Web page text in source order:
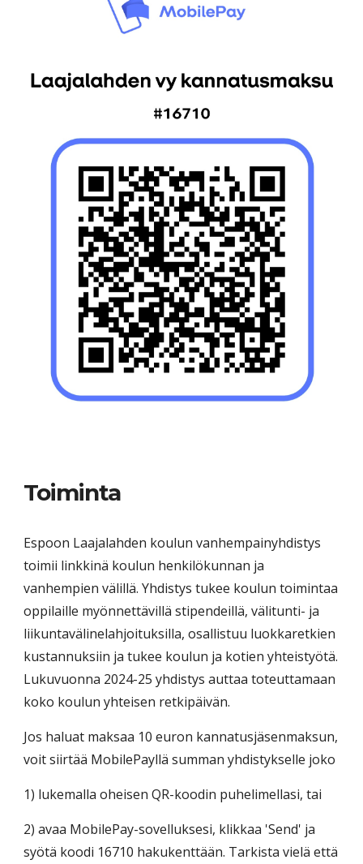
Toiminta
Espoon Laajalahden koulun vanhempainyhdistys
toimii linkkinä koulun henkilökunnan ja
vanhempien välillä. Yhdistys tukee koulun toimintaa
oppilaille myönnettävillä stipendeillä, välitunti- ja
liikuntavälinelahjoituksilla, osallistuu luokkaretkien
kustannuksiin ja tukee koulun ja kotien yhteistyötä.
Lukuvuonna 2024-25 yhdistys auttaa toteuttamaan
koko koulun yhteisen retkipäivän.
Jos haluat maksaa 10 euron kannatusjäsenmaksun,
voit siirtää MobilePayllä summan yhdistykselle joko
1) lukemalla oheisen QR-koodin puhelimellasi, tai
2) avaa MobilePay-sovelluksesi, klikkaa 'Send' ja
syötä koodi 16710 hakukenttään. Tarkista vielä että